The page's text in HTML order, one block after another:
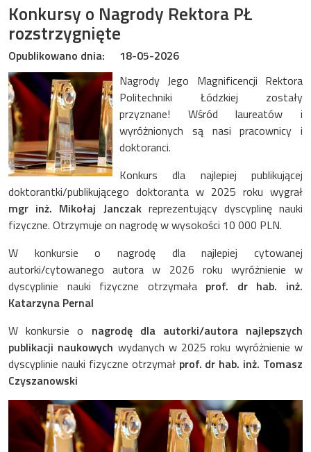
Konkursy o Nagrody Rektora PŁ
rozstrzygnięte
Opublikowano dnia:
18-05-2026
Nagrody Jego Magnificencji Rektora
Politechniki Łódzkiej zostały
przyznane! Wśród laureatów i
wyróżnionych są nasi pracownicy i
doktoranci.
Konkurs dla najlepiej publikującej
doktorantki/publikującego doktoranta w 2025 roku wygrał
mgr inż. Mikołaj Janczakreprezentujący dyscyplinę nauki
fizyczne. Otrzymuje on nagrodę w wysokości 10 000 PLN.
W konkursie o nagrodę dla najlepiej cytowanej
autorki/cytowanego autora w 2026 roku wyróżnienie w
dyscyplinie nauki fizyczne otrzymała prof. dr hab. inż.
Katarzyna Pernal
W konkursie o nagrodę dla autorki/autora najlepszych
publikacji naukowych wydanych w 2025 roku wyróżnienie w
dyscyplinie nauki fizyczne otrzymał prof. dr hab. inż. Tomasz
Czyszanowski